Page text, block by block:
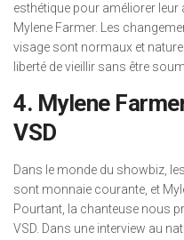
esthétique pour améliorer
Mylene Farmer. Les
visage sont normaux et
liberté de vieillir sans être
4. Mylene
VSD
Dans le monde du showbiz,
sont monnaie courante, et
Pourtant, la chanteuse nous
VSD. Dans une interview au